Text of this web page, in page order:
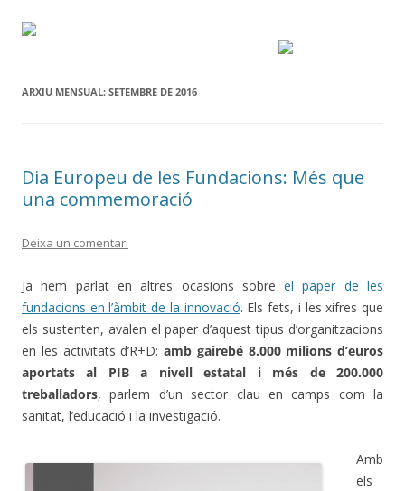
ARXIU MENSUAL: SETEMBRE DE 2016
Dia Europeu de les Fundacions: Més que
una commemoració
Deixa un comentari
Ja hem parlat en altres ocasions sobreel paper de les
fundacions en l’àmbit de la innovació. Els fets, i les xifres que
els sustenten, avalen el paper d’aquest tipus d’organitzacions
en les activitats d’R+D: amb gairebé 8.000 milions d’euros
aportats al PIB a nivell estatal i més de 200.000
treballadors, parlem d’un sector clau en camps com la
sanitat, l’educació i la investigació.
Amb
els